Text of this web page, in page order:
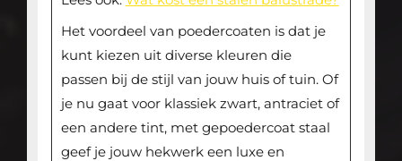
Het voordeel van poedercoaten is dat je
kunt kiezen uit diverse kleuren die
passen bij de stijl van jouw huis of tuin. Of
je nu gaat voor klassiek zwart, antraciet of
een andere tint, met gepoedercoat staal
geef je jouw hekwerk een luxe en